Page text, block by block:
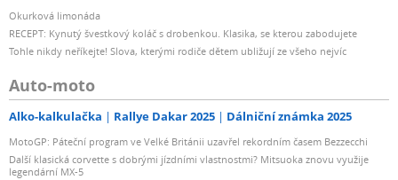
Okurková limonáda
RECEPT: Kynutý švestkový koláč s drobenkou. Klasika, se kterou zabodujete
Tohle nikdy neříkejte! Slova, kterými rodiče dětem ubližují ze všeho nejvíc
Auto-moto
Alko-kalkulačka Rallye Dakar 2025 Dálniční známka 2025
MotoGP: Páteční program ve Velké Británii uzavřel rekordním časem Bezzecchi
Další klasická corvette s dobrými jízdními vlastnostmi? Mitsuoka znovu využije
legendární MX-5